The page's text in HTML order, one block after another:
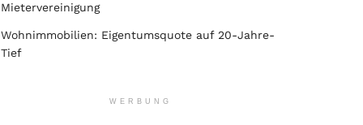
Mietervereinigung
Wohnimmobilien: Eigentumsquote auf 20-Jahre-
Tief
WERBUNG